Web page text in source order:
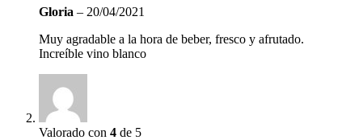
Gloria – 20/04/2021
Muy agradable a la hora de beber, fresco y afrutado.
Increíble vino blanco
Valorado con 4 de 5